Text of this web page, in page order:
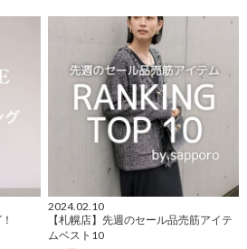
2024.02.10
【札幌店】先週のセール品売筋アイテ
ムベスト10